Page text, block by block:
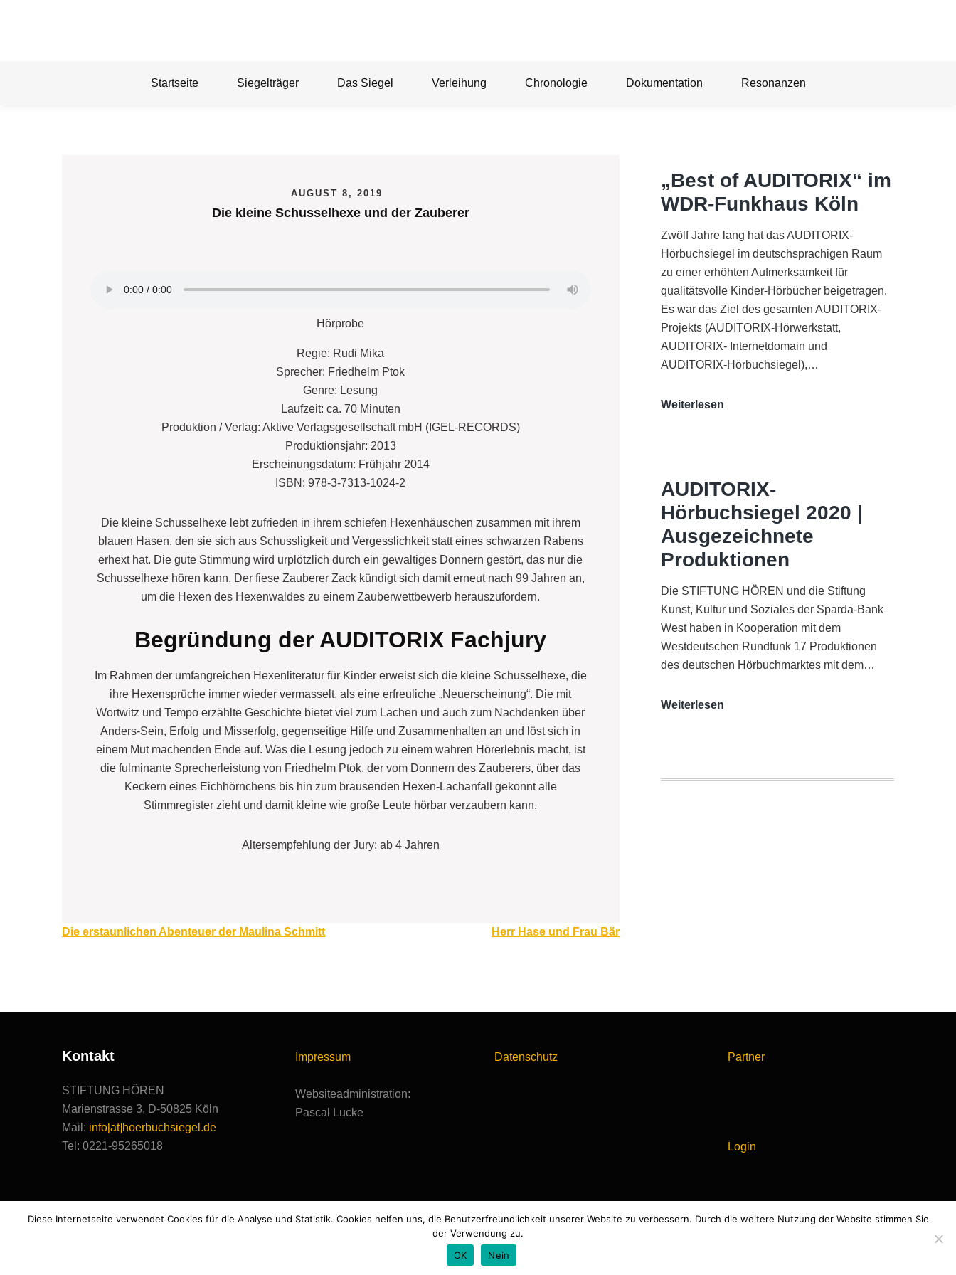
Startseite Siegelträger Das Siegel Verleihung Chronologie Dokumentation Resonanzen
AUGUST 8, 2019
Die kleine Schusselhexe und der Zauberer
Hörprobe
Regie: Rudi Mika
Sprecher: Friedhelm Ptok
Genre: Lesung
Laufzeit: ca. 70 Minuten
Produktion / Verlag: Aktive Verlagsgesellschaft mbH (IGEL-RECORDS)
Produktionsjahr: 2013
Erscheinungsdatum: Frühjahr 2014
ISBN: 978-3-7313-1024-2
Die kleine Schusselhexe lebt zufrieden in ihrem schiefen Hexenhäuschen zusammen mit ihrem
blauen Hasen, den sie sich aus Schussligkeit und Vergesslichkeit statt eines schwarzen Rabens
erhext hat. Die gute Stimmung wird urplötzlich durch ein gewaltiges Donnern gestört, das nur die
Schusselhexe hören kann. Der fiese Zauberer Zack kündigt sich damit erneut nach 99 Jahren an,
um die Hexen des Hexenwaldes zu einem Zauberwettbewerb herauszufordern.
Begründung der AUDITORIX Fachjury
Im Rahmen der umfangreichen Hexenliteratur für Kinder erweist sich die kleine Schusselhexe, die
ihre Hexensprüche immer wieder vermasselt, als eine erfreuliche „Neuerscheinung“. Die mit
Wortwitz und Tempo erzählte Geschichte bietet viel zum Lachen und auch zum Nachdenken über
Anders-Sein, Erfolg und Misserfolg, gegenseitige Hilfe und Zusammenhalten an und löst sich in
einem Mut machenden Ende auf. Was die Lesung jedoch zu einem wahren Hörerlebnis macht, ist
die fulminante Sprecherleistung von Friedhelm Ptok, der vom Donnern des Zauberers, über das
Keckern eines Eichhörnchens bis hin zum brausenden Hexen-Lachanfall gekonnt alle
Stimmregister zieht und damit kleine wie große Leute hörbar verzaubern kann.
Altersempfehlung der Jury: ab 4 Jahren
Beitragsnavigation
Die erstaunlichen Abenteuer der Maulina Schmitt Herr Hase und Frau Bär
„Best of AUDITORIX“ im
WDR-Funkhaus Köln
Zwölf Jahre lang hat das AUDITORIX-
Hörbuchsiegel im deutschsprachigen Raum
zu einer erhöhten Aufmerksamkeit für
qualitätsvolle Kinder-Hörbücher beigetragen.
Es war das Ziel des gesamten AUDITORIX-
Projekts (AUDITORIX-Hörwerkstatt,
AUDITORIX- Internetdomain und
AUDITORIX-Hörbuchsiegel),…
Weiterlesen
Funkhaus
Köln
AUDITORIX-
Hörbuchsiegel 2020 |
Ausgezeichnete
Produktionen
Die STIFTUNG HÖREN und die Stiftung
Kunst, Kultur und Soziales der Sparda-Bank
West haben in Kooperation mit dem
Westdeutschen Rundfunk 17 Produktionen
des deutschen Hörbuchmarktes mit dem…
Weiterlesen
Ausgezeichnete
Kontakt
STIFTUNG HÖREN
Marienstrasse 3, D-50825 Köln
Mail: info[at]hoerbuchsiegel.de
Tel: 0221-95265018
Impressum
Websiteadministration:
Pascal Lucke
Datenschutz Partner
Login
Diese Internetseite verwendet Cookies für die Analyse und Statistik. Cookies helfen uns, die Benutzerfreundlichkeit unserer Website zu verbessern. Durch die weitere Nutzung der Website stimmen Sie
der Verwendung zu.
OK
Nein